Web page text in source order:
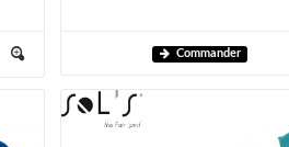
Commander